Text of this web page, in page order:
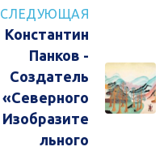
СЛЕДУЮЩАЯ
Константин
Панков -
Создатель
«северного
Изобразите
Льного